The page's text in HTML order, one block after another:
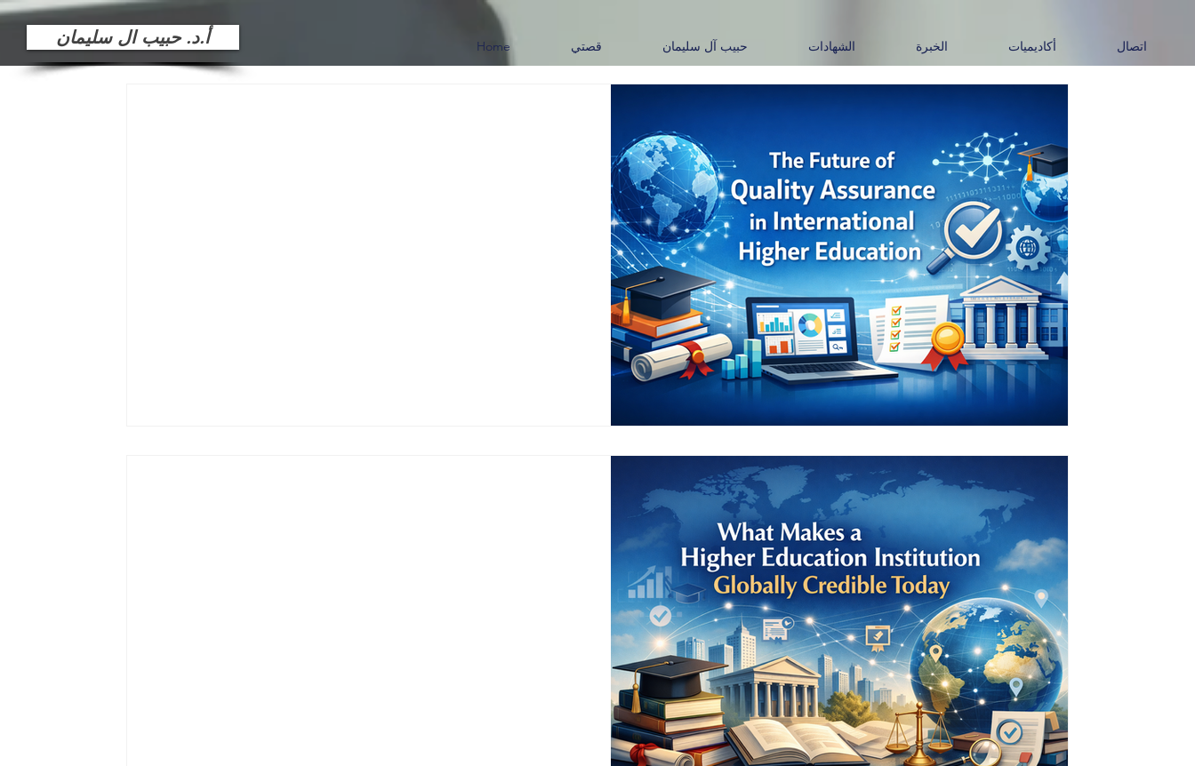
أ.د. حبيب ال سليمان Home قصتي حبيب آل سليمان الشهادات الخبرة أكاديميات اتصال
مستقبل ضمان الجودة في التعليم العالي
الدولي
مقدمة يشهد التعليم العالي الدولي في العقود الأخيرة تحولات عميقة
ومتسارعة جعلت مسألة ضمان الجودة واحدة من أكثر القضايا أهميةً
وتأثيرًا في مستقبل الجامعات والمؤسسات الأكاديمية. ففي الماضي، كان
مفهوم الجودة في التعليم العالي يرتبط غالبًا بالالتزام باللوائح المحلية،
واستيفاء الحد الأدنى من المعايير الأكاديمية، وإجراء مراجعات دورية
للبرامج. أما اليوم، فقد أصبح هذا المفهوم أكثر اتساعًا وتعقيدًا، نتيجة
لعوامل عديدة، من بينها العولمة، والتحول الرقمي، وزيادة الحراك الطلابي
والأكاديمي
ما الذي يجعل مؤسسة التعليم العالي ذات
مصداقية عالمية اليوم؟
مقدمة أصبحت مسألة المصداقية العالمية لمؤسسات التعليم العالي من
أكثر القضايا أهمية في عصر يتّسم بتسارع العولمة، وتنامي التعليم العابر
للحدود، وازدياد المنافسة بين الجامعات والمؤسسات الأكاديمية، إلى جانب
التحولات الرقمية التي أعادت تشكيل طرق التعلم والتدريس والإدارة
الجامعية. فلم تعد سمعة المؤسسة الأكاديمية تُبنى فقط على عمرها
التاريخي، أو حجمها، أو موقعها الجغرافي، بل أصبحت ترتبط على نحو
متزايد بقدرتها على إثبات جودتها الأكاديمية، ووضوح هويتها المؤسسية،
وشفافية ممارساتها، وأث